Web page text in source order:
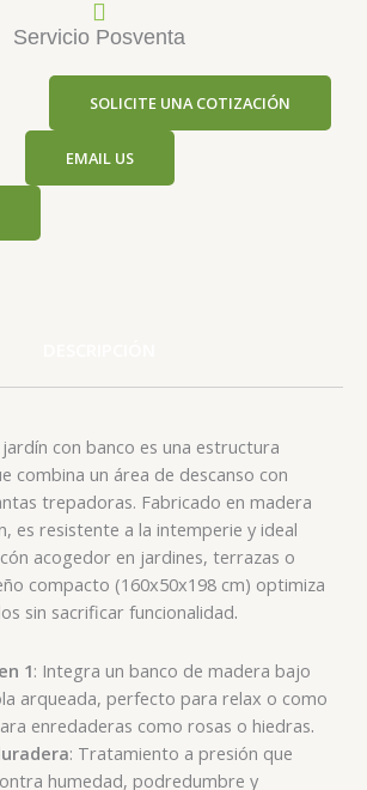
Servicio Posventa
SOLICITE UNA COTIZACIÓN
EMAIL US
con banco es una estructura
combina un área de descanso con
trepadoras. Fabricado en madera
es resistente a la intemperie y ideal
acogedor en jardines, terrazas o
compacto (160x50x198 cm) optimiza
sin sacrificar funcionalidad.
1: Integra un banco de madera bajo
arqueada, perfecto para relax o como
enredaderas como rosas o hiedras.
: Tratamiento a presión que
humedad, podredumbre y